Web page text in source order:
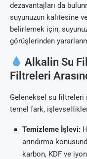
dezavantajları da
suyunuzun kalitesine
belirlemek için,
görüşlerinden
Alkalin Su
Filtreleri
Geleneksel su filtreleri
temel fark,
Temizleme İşlevi:
arındırma
karbon, KDF ve